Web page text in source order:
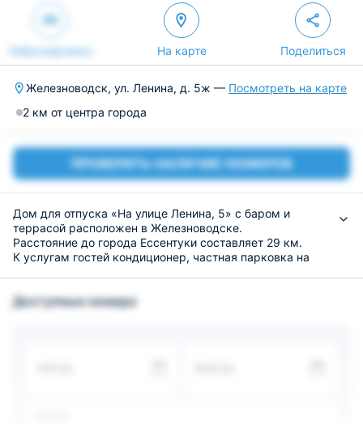
Забронировать На карте Поделиться
Железноводск, ул. Ленина, д. 5ж — Посмотреть на карте
2 км от центра города
ПРОВЕРИТЬ НАЛИЧИЕ НОМЕРОВ
Дом для отпуска «На улице Ленина, 5» с баром и
террасой расположен в Железноводске.
Расстояние до города Ессентуки составляет 29 км.
К услугам гостей кондиционер, частная парковка на
с микроволновой печью и холодильником, телевизором
Доступные номера